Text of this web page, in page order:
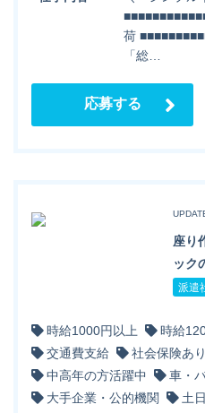
荷
「総…
応募する
座り
ック
派遣
時給1000円以上 時給
交通費支給
社会保険あり
中高年の方活躍中
車・
大手企業・公的機関
土